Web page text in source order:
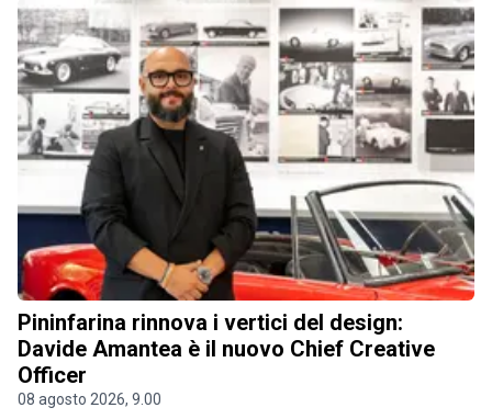
Pininfarina rinnova i vertici del design:
Davide Amantea è il nuovo Chief Creative
Officer
08 agosto 2026, 9.00